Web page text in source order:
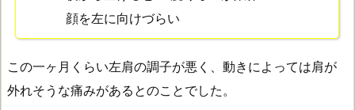
顔を左に向けづらい
この一ヶ月くらい左肩の調子が悪く、動きによっては肩が
外れそうな痛みがあるとのことでした。